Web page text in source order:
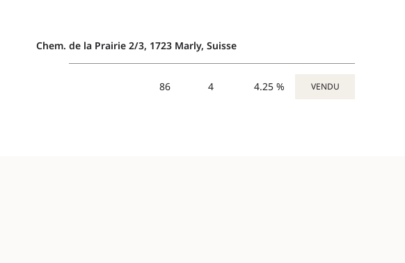
Chem. de la Prairie 2/3, 1723 Marly, Suisse
86 4 4.25 % VENDU